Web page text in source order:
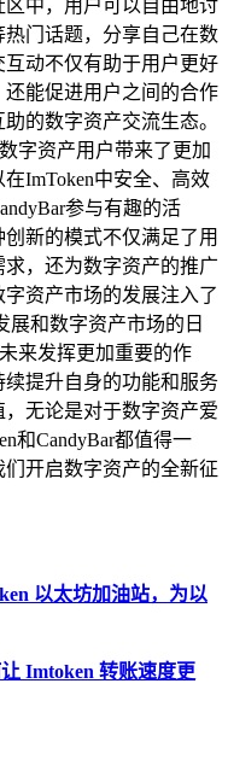
中，用户可以自由地讨
门话题，分享自己在数
动不仅有助于用户更好
能促进用户之间的合作
的数字资产交流生态。
字资产用户带来了更加
ImToken中安全、高效
参与有趣的活
新的模式不仅满足了用
，还为数字资产的推广
资产市场的发展注入了
展和数字资产市场的日
来发挥更加重要的作
提升自身的功能和服务
无论是对于数字资产爱
和CandyBar都值得一
开启数字资产的全新征
以太坊加油站，为以
Imtoken 转账速度更